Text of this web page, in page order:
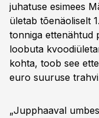
juhatuse esimees
ületab tõenäoliselt
tonniga ettenähtud
loobuta
kohta, toob see
euro suuruse
„Jupphaaval